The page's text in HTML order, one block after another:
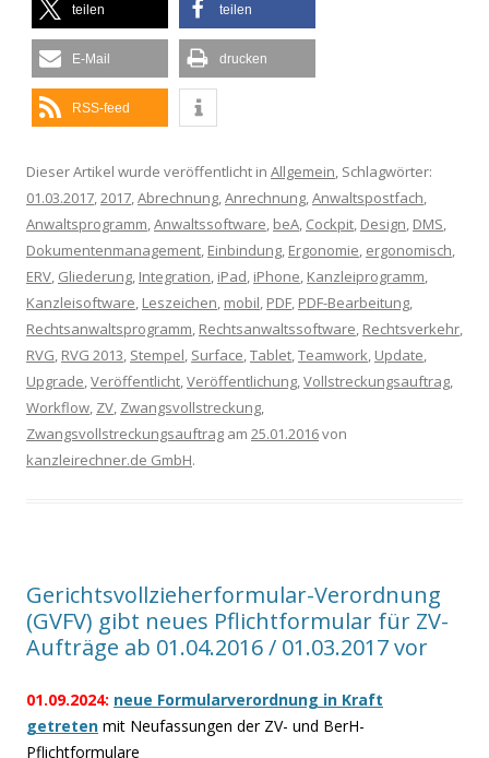
teilen teilen
E-Mail drucken
RSS-feed
Dieser Artikel wurde veröffentlicht in Allgemein, Schlagwörter:
01.03.2017,2017,Abrechnung,Anrechnung,Anwaltspostfach,
Anwaltsprogramm,Anwaltssoftware, beA, Cockpit, Design, DMS,
Dokumentenmanagement, Einbindung, Ergonomie, ergonomisch,
ERV, Gliederung, Integration, iPad, iPhone, Kanzleiprogramm,
Kanzleisoftware, Leszeichen, mobil, PDF, PDF-Bearbeitung,
Rechtsanwaltsprogramm, Rechtsanwaltssoftware, Rechtsverkehr,
RVG, RVG 2013, Stempel, Surface,Tablet,Teamwork, Update,
Upgrade,Veröffentlicht,Veröffentlichung,Vollstreckungsauftrag,
Workflow, ZV, Zwangsvollstreckung,
Zwangsvollstreckungsauftrag am 25.01.2016von
kanzleirechner.de GmbH.
Gerichtsvollzieherformular-Verordnung
(GVFV) gibt neues Pflichtformular für ZV-
Aufträge ab 01.04.2016 / 01.03.2017 vor
01.09.2024: neue Formularverordnung in Kraft
getreten mit Neufassungen der ZV- und BerH-
Pflichtformulare